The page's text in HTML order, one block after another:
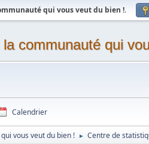
qui vous veut du bien !.
communauté qui
Calendrier
vous veut du bien ! ► Centre de